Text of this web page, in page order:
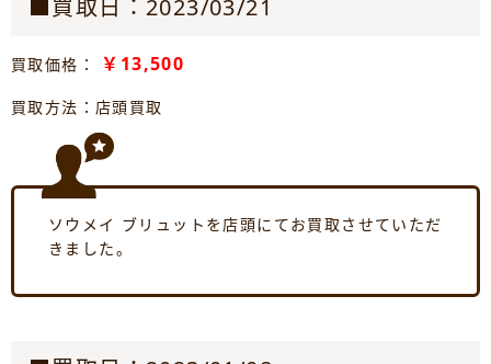
■買取日：2023/03/21
買取価格： ￥13,500
買取方法：店頭買取
ソウメイ ブリュットを店頭にてお買取させていただ
きました。